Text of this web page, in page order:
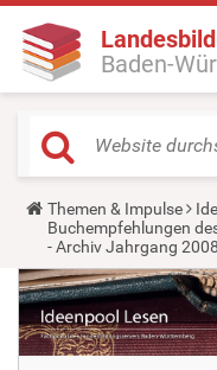
Baden-
Y
o
u
a
r
e
h
e
r
Themen & Impulse
Buchempfehlungen
- Archiv Jahrgang 2008